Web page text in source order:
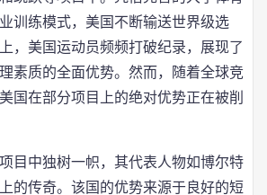
训练模式，美国不断输送世界级选
，美国运动员频频打破纪录，展现了
素质的全面优势。然而，随着全球竞
国在部分项目上的绝对优势正在被削
目中独树一帜，其代表人物如博尔特
的传奇。该国的优势来源于良好的短